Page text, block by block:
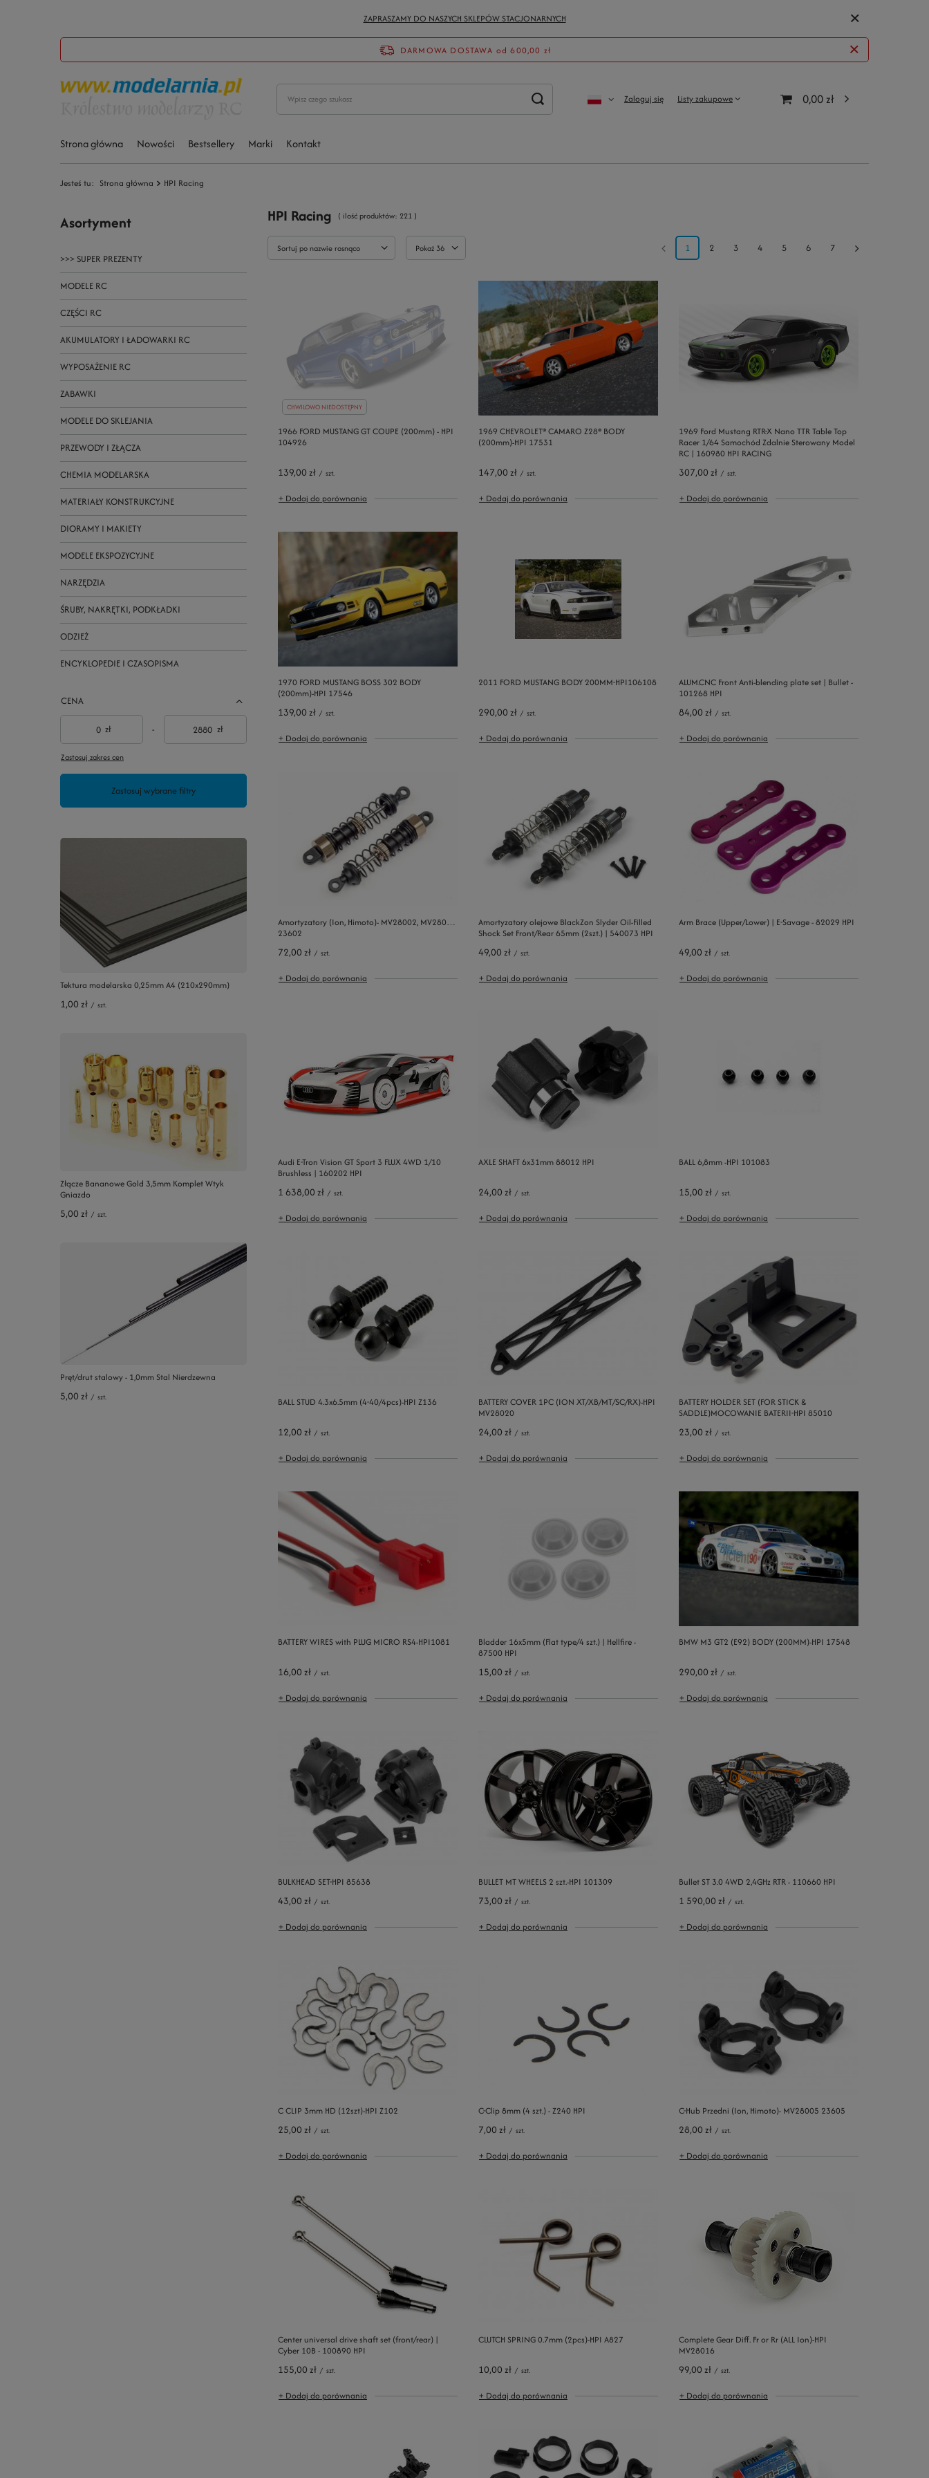
ZAPRASZAMY DO NASZYCH SKLEPÓW STACJONARNYCH
DARMOWA DOSTAWA od 600,00 zł
Zaloguj się Listy zakupowe 0,00 zł
Strona główna Nowości Bestsellery Marki Kontakt
Jesteś tu: Strona główna HPI Racing
Asortyment
>>> SUPER PREZENTY
MODELE RC
CZĘŚCI RC
AKUMULATORY I ŁADOWARKI RC
WYPOSAŻENIE RC
ZABAWKI
MODELE DO SKLEJANIA
PRZEWODY I ZŁĄCZA
CHEMIA MODELARSKA
MATERIAŁY KONSTRUKCYJNE
DIORAMY I MAKIETY
MODELE EKSPOZYCYJNE
NARZĘDZIA
ŚRUBY, NAKRĘTKI, PODKŁADKI
ODZIEŻ
ENCYKLOPEDIE I CZASOPISMA
CENA
zł - zł
Zastosuj zakres cen
Zastosuj wybrane filtry
Tektura modelarska 0,25mm A4 (210x290mm)
1,00 zł / szt.
Złącze Bananowe Gold 3,5mm Komplet Wtyk
Gniazdo
5,00 zł / szt.
Pręt/drut stalowy - 1,0mm Stal Nierdzewna
5,00 zł / szt.
HPI Racing ( ilość produktów: 221 )
Sortuj po nazwie rosnąco Pokaż 36 1 2 3 4 5 6 7
CHWILOWO NIEDOSTĘPNY
1966 FORD MUSTANG GT COUPE (200mm) - HPI
104926
139,00 zł / szt.
+ Dodaj do porównania
1969 CHEVROLET® CAMARO Z28® BODY
(200mm)-HPI 17531
147,00 zł / szt.
+ Dodaj do porównania
1969 Ford Mustang RTR-X Nano TTR Table Top
Racer 1/64 Samochód Zdalnie Sterowany Model
RC | 160980 HPI RACING
307,00 zł / szt.
+ Dodaj do porównania
1970 FORD MUSTANG BOSS 302 BODY
(200mm)-HPI 17546
139,00 zł / szt.
+ Dodaj do porównania
2011 FORD MUSTANG BODY 200MM-HPI106108
290,00 zł / szt.
+ Dodaj do porównania
ALUM.CNC Front Anti-blending plate set | Bullet -
101268 HPI
84,00 zł / szt.
+ Dodaj do porównania
Amortyzatory (Ion, Himoto)- MV28002, MV28086,
23602
72,00 zł / szt.
+ Dodaj do porównania
Amortyzatory olejowe BlackZon Slyder Oil-Filled
Shock Set Front/Rear 65mm (2szt.) | 540073 HPI
49,00 zł / szt.
+ Dodaj do porównania
Arm Brace (Upper/Lower) | E-Savage - 82029 HPI
49,00 zł / szt.
+ Dodaj do porównania
Audi E-Tron Vision GT Sport 3 FLUX 4WD 1/10
Brushless | 160202 HPI
1 638,00 zł / szt.
+ Dodaj do porównania
AXLE SHAFT 6x31mm 88012 HPI
24,00 zł / szt.
+ Dodaj do porównania
BALL 6,8mm -HPI 101083
15,00 zł / szt.
+ Dodaj do porównania
BALL STUD 4.3x6.5mm (4-40/4pcs)-HPI Z136
12,00 zł / szt.
+ Dodaj do porównania
BATTERY COVER 1PC (ION XT/XB/MT/SC/RX)-HPI
MV28020
24,00 zł / szt.
+ Dodaj do porównania
BATTERY HOLDER SET (FOR STICK &
SADDLE)MOCOWANIE BATERII-HPI 85010
23,00 zł / szt.
+ Dodaj do porównania
BATTERY WIRES with PLUG MICRO RS4-HPI1081
16,00 zł / szt.
+ Dodaj do porównania
Bladder 16x5mm (Flat type/4 szt.) | Hellfire -
87500 HPI
15,00 zł / szt.
+ Dodaj do porównania
BMW M3 GT2 (E92) BODY (200MM)-HPI 17548
290,00 zł / szt.
+ Dodaj do porównania
BULKHEAD SET-HPI 85638
43,00 zł / szt.
+ Dodaj do porównania
BULLET MT WHEELS 2 szt.-HPI 101309
73,00 zł / szt.
+ Dodaj do porównania
Bullet ST 3.0 4WD 2,4GHz RTR - 110660 HPI
1 590,00 zł / szt.
+ Dodaj do porównania
C CLIP 3mm HD (12szt)-HPI Z102
25,00 zł / szt.
+ Dodaj do porównania
C-Clip 8mm (4 szt.) - Z240 HPI
7,00 zł / szt.
+ Dodaj do porównania
C-Hub Przedni (Ion, Himoto)- MV28005 23605
28,00 zł / szt.
+ Dodaj do porównania
Center universal drive shaft set (front/rear) |
Cyber 10B - 100890 HPI
155,00 zł / szt.
+ Dodaj do porównania
CLUTCH SPRING 0.7mm (2pcs)-HPI A827
10,00 zł / szt.
+ Dodaj do porównania
Complete Gear Diff. Fr or Rr (ALL Ion)-HPI
MV28016
99,00 zł / szt.
+ Dodaj do porównania